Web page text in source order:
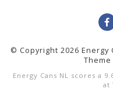
© Copyright 2026 Energy
Theme
Energy Cans NL scores a
at